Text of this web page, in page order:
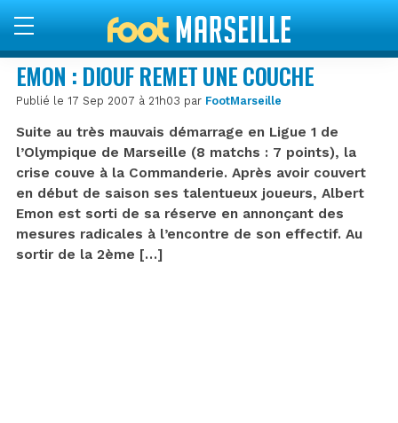
EMON : DIOUF REMET UNE COUCHE
Publié le 17 Sep 2007 à 21h03 par FootMarseille
Suite au très mauvais démarrage en Ligue 1 de
l’Olympique de Marseille (8 matchs : 7 points), la
crise couve à la Commanderie. Après avoir couvert
en début de saison ses talentueux joueurs, Albert
Emon est sorti de sa réserve en annonçant des
mesures radicales à l’encontre de son effectif. Au
sortir de la 2ème […]